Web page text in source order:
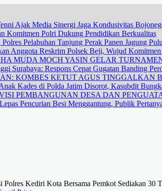
Ajak Media Sinergi Jaga Kondusivitas
Komitmen Polri Dukung Pendidikan Berkualitas
Pelabuhan Tanjung Perak Panen Jagung
Anggota Reskrim Polsek Beji, Wujud Komitmen
MUDA MOCH YASIN GELAR
Surabaya: Respons Cepat Gugatan Banding
KOMBES KETUT AGUS TINGGALKAN
Kades di Polda Jatim Disorot, Kasubdit
PEMBANGUNAN DESA DAN
Pencurian Besi Menggantung, Publik
Polres Kediri Kota Bersama Pemkot Sediakan 30